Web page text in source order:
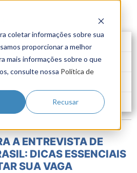
coletar informações sobre sua
proporcionar a melhor
mais informações sobre o que
consulte nossa Política de
Recusar
A ENTREVISTA DE
DICAS ESSENCIAIS
SUA VAGA